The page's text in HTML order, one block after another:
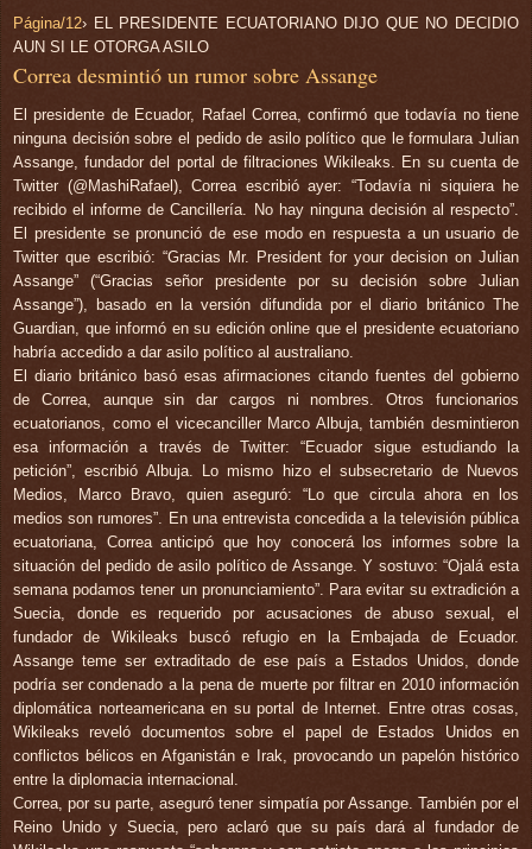
Página/12› EL PRESIDENTE ECUATORIANO DIJO QUE NO DECIDIO
AUN SI LE OTORGA ASILO
Correa desmintió un rumor sobre Assange
El presidente de Ecuador, Rafael Correa, confirmó que todavía no tiene
ninguna decisión sobre el pedido de asilo político que le formulara Julian
Assange, fundador del portal de filtraciones Wikileaks. En su cuenta de
Twitter (@MashiRafael), Correa escribió ayer: “Todavía ni siquiera he
recibido el informe de Cancillería. No hay ninguna decisión al respecto”.
El presidente se pronunció de ese modo en respuesta a un usuario de
Twitter que escribió: “Gracias Mr. President for your decision on Julian
Assange” (“Gracias señor presidente por su decisión sobre Julian
Assange”), basado en la versión difundida por el diario británico The
Guardian, que informó en su edición online que el presidente ecuatoriano
habría accedido a dar asilo político al australiano.
El diario británico basó esas afirmaciones citando fuentes del gobierno
de Correa, aunque sin dar cargos ni nombres. Otros funcionarios
ecuatorianos, como el vicecanciller Marco Albuja, también desmintieron
esa información a través de Twitter: “Ecuador sigue estudiando la
petición”, escribió Albuja. Lo mismo hizo el subsecretario de Nuevos
Medios, Marco Bravo, quien aseguró: “Lo que circula ahora en los
medios son rumores”. En una entrevista concedida a la televisión pública
ecuatoriana, Correa anticipó que hoy conocerá los informes sobre la
situación del pedido de asilo político de Assange. Y sostuvo: “Ojalá esta
semana podamos tener un pronunciamiento”. Para evitar su extradición a
Suecia, donde es requerido por acusaciones de abuso sexual, el
fundador de Wikileaks buscó refugio en la Embajada de Ecuador.
Assange teme ser extraditado de ese país a Estados Unidos, donde
podría ser condenado a la pena de muerte por filtrar en 2010 información
diplomática norteamericana en su portal de Internet. Entre otras cosas,
Wikileaks reveló documentos sobre el papel de Estados Unidos en
conflictos bélicos en Afganistán e Irak, provocando un papelón histórico
entre la diplomacia internacional.
Correa, por su parte, aseguró tener simpatía por Assange. También por el
Reino Unido y Suecia, pero aclaró que su país dará al fundador de